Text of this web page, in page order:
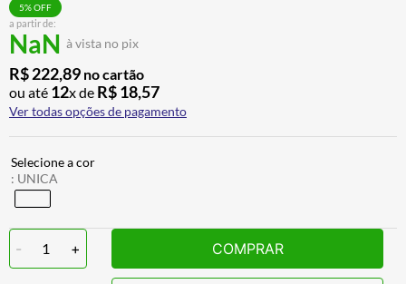
a partir de:
NaN à vista no pix
5% OFF
R$222,89 no cartão
ou até 12x de R$18,57
Ver todas opções de pagamento
: UNICA
- 1 + COMPRAR
10º